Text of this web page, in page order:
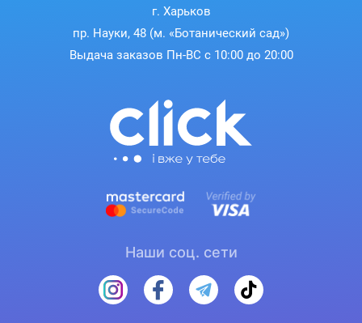
г. Харьков
пр. Науки, 48 (м. «Ботанический сад»)
Выдача заказов Пн-ВС с 10:00 до 20:00
Наши соц. сети